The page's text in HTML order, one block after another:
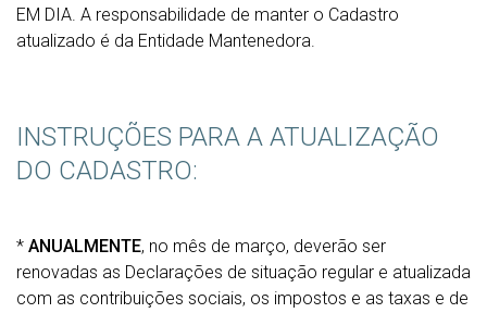
EM DIA. A responsabilidade de manter o Cadastro
atualizado é da Entidade Mantenedora.
INSTRUÇÕES PARA A ATUALIZAÇÃO
DO CADASTRO:
* ANUALMENTE, no mês de março, deverão ser
renovadas as Declarações de situação regular e atualizada
com as contribuições sociais, os impostos e as taxas e de